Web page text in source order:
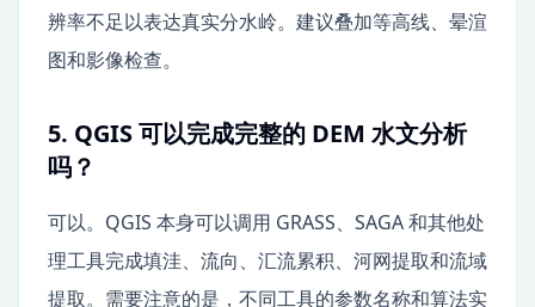
辨率不足以表达真实分水岭。建议叠加等高线、晕渲
图和影像检查。
5. QGIS 可以完成完整的 DEM 水文分析
吗？
可以。QGIS 本身可以调用 GRASS、SAGA 和其他处
理工具完成填洼、流向、汇流累积、河网提取和流域
提取。需要注意的是，不同工具的参数名称和算法实